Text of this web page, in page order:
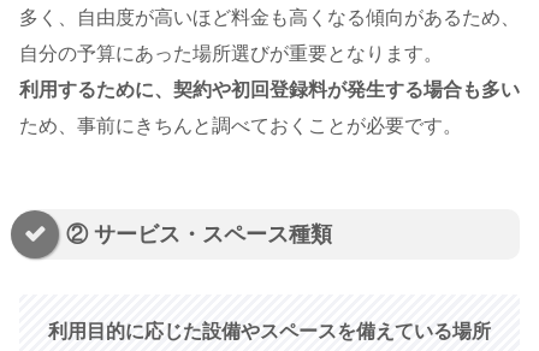
多く、自由度が高いほど料金も高くなる傾向があるため、
自分の予算にあった場所選びが重要となります。
利用するために、契約や初回登録料が発生する場合も多い
ため、事前にきちんと調べておくことが必要です。
② サービス・スペース種類
利用目的に応じた設備やスペースを備えている場所